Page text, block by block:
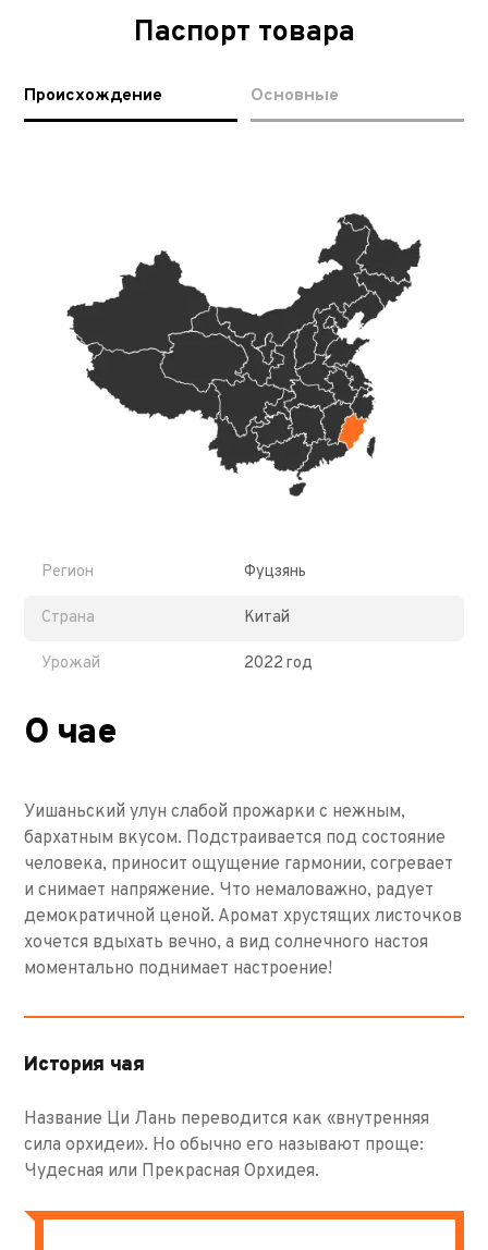
Паспорт товара
Происхождение Основные
Регион Фуцзянь
Страна Китай
Урожай 2022 год
О чае
Уишаньский улун слабой прожарки с нежным,
бархатным вкусом. Подстраивается под состояние
человека, приносит ощущение гармонии, согревает
и снимает напряжение. Что немаловажно, радует
демократичной ценой. Аромат хрустящих листочков
хочется вдыхать вечно, а вид солнечного настоя
моментально поднимает настроение!
История чая
Название Ци Лань переводится как «внутренняя
сила орхидеи». Но обычно его называют проще:
Чудесная или Прекрасная Орхидея.